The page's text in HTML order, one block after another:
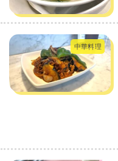
中華料理